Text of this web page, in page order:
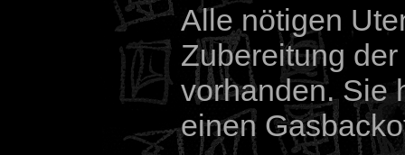
Alle nötigen
Zubereitung
vorhanden. Sie
einen